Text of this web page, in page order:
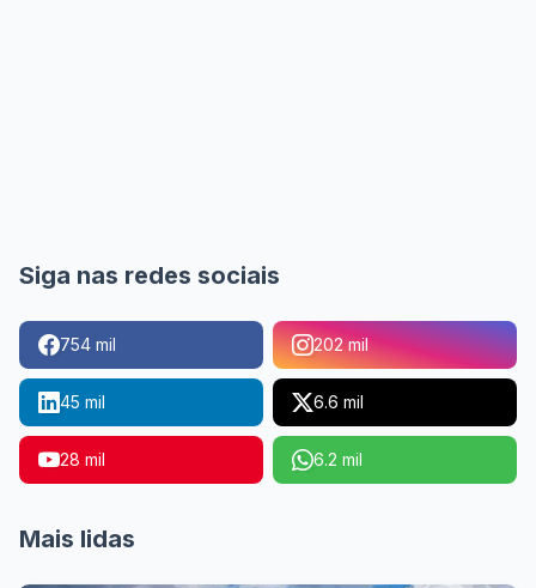
Siga nas redes sociais
754 mil 202 mil
45 mil 6.6 mil
28 mil 6.2 mil
Mais lidas